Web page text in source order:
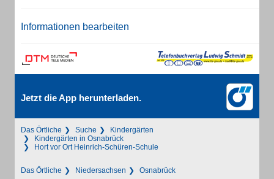
Informationen bearbeiten
Jetzt die App herunterladen.
Das Örtliche Suche
Kindergärten
Kindergärten in Osnabrück
Hort vor Ort Heinrich-Schüren-Schule
Das Örtliche Niedersachsen Osnabrück